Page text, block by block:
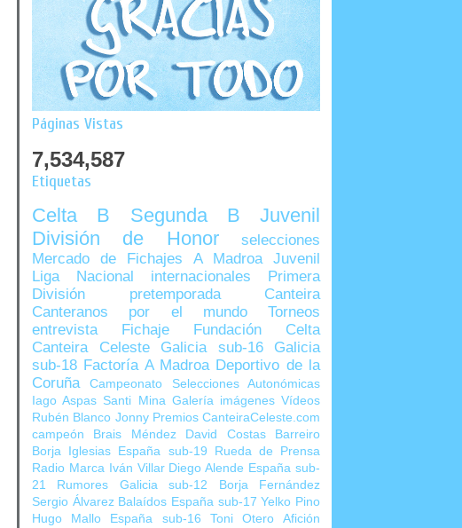
Páginas Vistas
7,534,587
Etiquetas
Celta B Segunda B
Juvenil
División de Honor
selecciones
Mercado de Fichajes
A Madroa
Juvenil
Liga Nacional
internacionales
Primera
División
pretemporada
Canteira
Canteranos por el mundo
Torneos
entrevista
Fichaje
Fundación Celta
Canteira Celeste
Galicia sub-16
Galicia
sub-18 Factoría A Madroa Deportivo de la
Coruña
Campeonato Selecciones Autonómicas
Iago Aspas Santi Mina Galería imágenes Vídeos
Rubén Blanco Jonny Premios CanteiraCeleste.com
campeón
Brais Méndez David Costas
Barreiro
Borja Iglesias
España sub-19
Rueda de Prensa
Radio Marca
Iván Villar Diego Alende España sub-
21
Rumores Galicia sub-12
Borja Fernández
Sergio Álvarez Balaídos España sub-17 Yelko Pino
Hugo Mallo
España sub-16 Toni Otero
Afición